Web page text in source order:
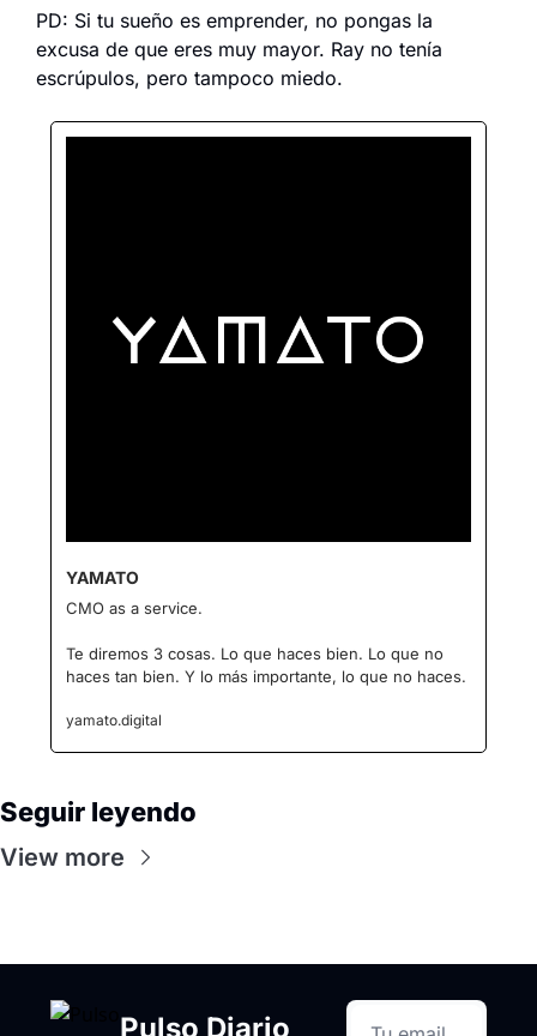
PD: Si tu sueño es emprender, no pongas la
excusa de que eres muy mayor. Ray no tenía
escrúpulos, pero tampoco miedo.
YAMATO
CMO as a service.
Te diremos 3 cosas. Lo que haces bien. Lo que no
haces tan bien. Y lo más importante, lo que no haces.
yamato.digital
Seguir leyendo
View more
Pulso Diario